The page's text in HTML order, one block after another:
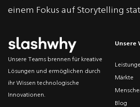
einem Fokus auf Storytelling
Unsere Teams brennen für kreative
Lösungen und ermöglichen durch
ihr Wissen technologische
Innovationen.
Unsere
Märkte
Blog